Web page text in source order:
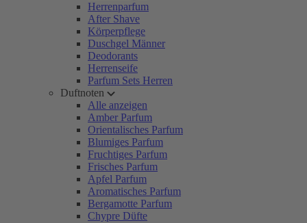
Herrenparfum
After Shave
Körperpflege
Duschgel Männer
Deodorants
Herrenseife
Parfum Sets Herren
Duftnoten
Alle anzeigen
Amber Parfum
Orientalisches Parfum
Blumiges Parfum
Fruchtiges Parfum
Frisches Parfum
Apfel Parfum
Aromatisches Parfum
Bergamotte Parfum
Chypre Düfte